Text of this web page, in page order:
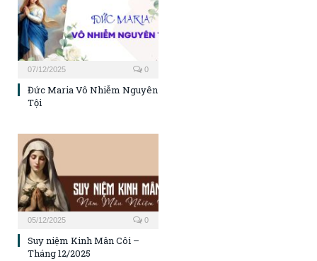
07/12/2025 0
Đức Maria Vô Nhiễm Nguyên
Tội
05/12/2025 0
Suy niệm Kinh Mân Côi –
Tháng 12/2025